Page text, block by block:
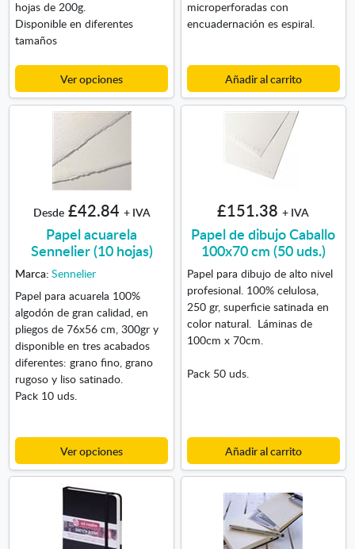
hojas de 200g.
Disponible en diferentes
tamaños
Ver opciones
microperforadas con
encuadernación es espiral.
Añadir al carrito
Desde £42.84 + IVA
Papel acuarela
Sennelier (10 hojas)
Marca: Sennelier
Papel para acuarela 100%
algodón de gran calidad, en
pliegos de 76x56 cm, 300gr y
disponible en tres acabados
diferentes: grano fino, grano
rugoso y liso satinado.
Pack 10 uds.
Ver opciones
£151.38 + IVA
Papel de dibujo Caballo
100x70 cm (50 uds.)
Papel para dibujo de alto nivel
profesional. 100% celulosa,
250 gr, superficie satinada en
color natural. Láminas de
100cm x 70cm.
Pack 50 uds.
Añadir al carrito